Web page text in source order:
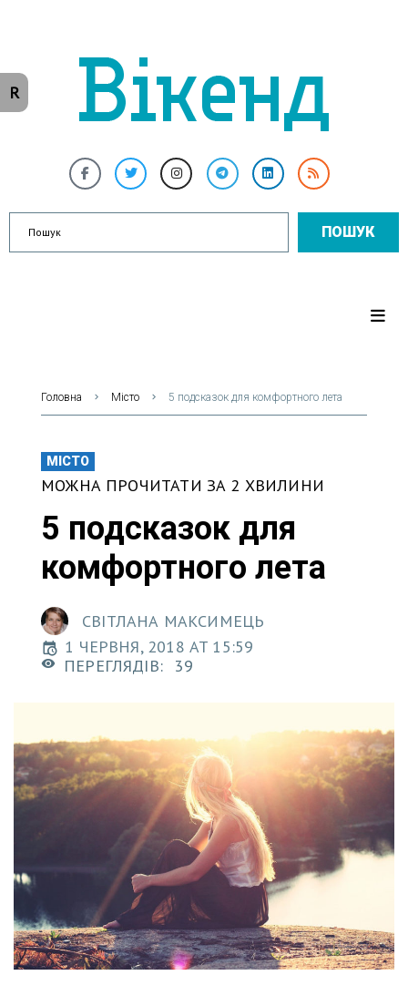
ПОШУК
Головна Місто 5 подсказок для комфортного лета
МІСТО
МОЖНА ПРОЧИТАТИ ЗА 2 ХВИЛИНИ
5 подсказок для
комфортного лета
СВІТЛАНА МАКСИМЕЦЬ
1 ЧЕРВНЯ, 2018 AT 15:59
ПЕРЕГЛЯДІВ:
39
R